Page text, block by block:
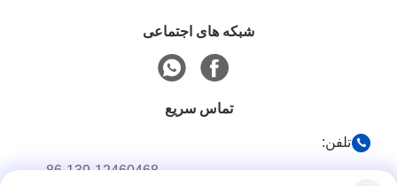
شبکه های اجتماعی
تماس سریع
تلفن:
86-139-12460468